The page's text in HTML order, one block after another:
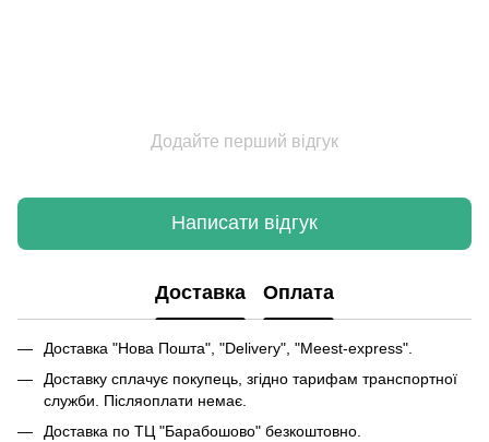
Додайте перший відгук
Написати відгук
Доставка Оплата
Доставка "Нова Пошта", "Delivery", "Meest-express".
Доставку сплачує покупець, згідно тарифам транспортної
служби. Післяоплати немає.
Доставка по ТЦ "Барабошово" безкоштовно.